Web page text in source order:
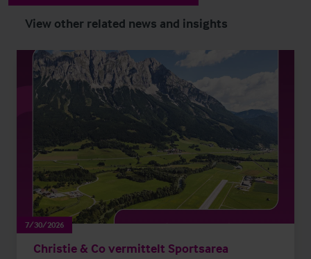
View other related news and insights
7/30/2026
Christie & Co vermittelt Sportsarea